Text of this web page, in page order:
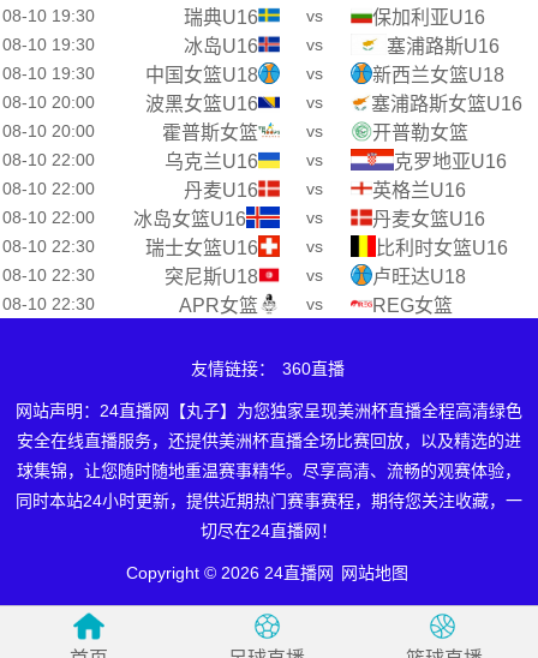
08-10 19:30 瑞典U16 vs 保加利亚U16
08-10 19:30 冰岛U16 vs 塞浦路斯U16
08-10 19:30 中国女篮U18 vs 新西兰女篮U18
08-10 20:00 波黑女篮U16 vs 塞浦路斯女篮U16
08-10 20:00 霍普斯女篮 vs 开普勒女篮
08-10 22:00 乌克兰U16 vs 克罗地亚U16
08-10 22:00 丹麦U16 vs 英格兰U16
08-10 22:00 冰岛女篮U16 vs 丹麦女篮U16
08-10 22:30 瑞士女篮U16 vs 比利时女篮U16
08-10 22:30 突尼斯U18 vs 卢旺达U18
08-10 22:30 APR女篮 vs REG女篮
友情链接： 360直播
网站声明：24直播网【丸子】为您独家呈现美洲杯直播全程高清绿色
安全在线直播服务，还提供美洲杯直播全场比赛回放，以及精选的进
球集锦，让您随时随地重温赛事精华。尽享高清、流畅的观赛体验，
同时本站24小时更新，提供近期热门赛事赛程，期待您关注收藏，一
切尽在24直播网！
Copyright © 2026 24直播网 网站地图